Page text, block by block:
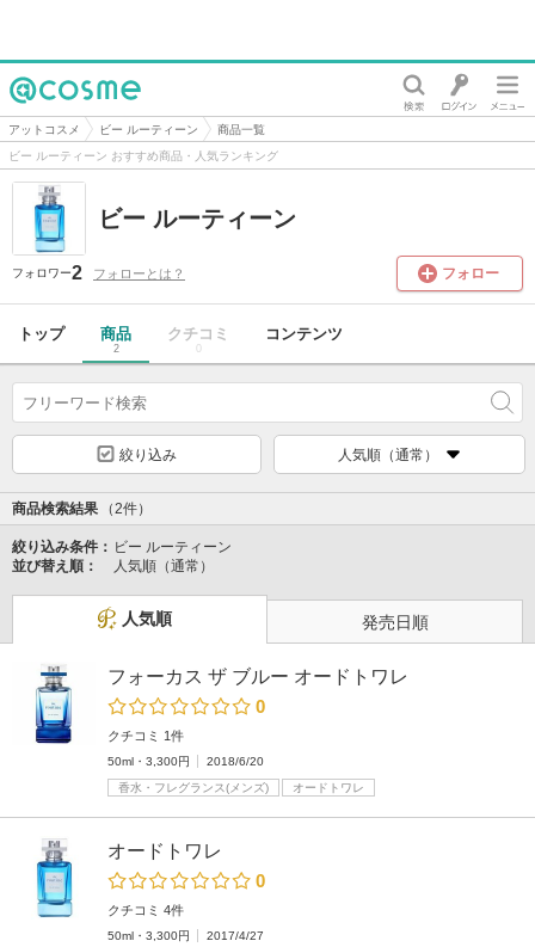
@cosme
アットコスメ ビー ルーティーン
商品一覧
ビー ルーティーン おすすめ商品・人気ランキング
ビー ルーティーン
フォロワー2 フォローとは？ フォロー
トップ 商品
2
クチコミ
0
コンテンツ
絞り込み 人気順（通常）
商品検索結果 （2件）
絞り込み条件： ビー ルーティーン
並び替え順：
人気順（通常）
人気順 発売日順
フォーカス ザ ブルー オードトワレ
0
クチコミ 1件
50ml・3,300円
2018/6/20
香水・フレグランス(メンズ)
オードトワレ
オードトワレ
0
クチコミ 4件
50ml・3,300円
2017/4/27